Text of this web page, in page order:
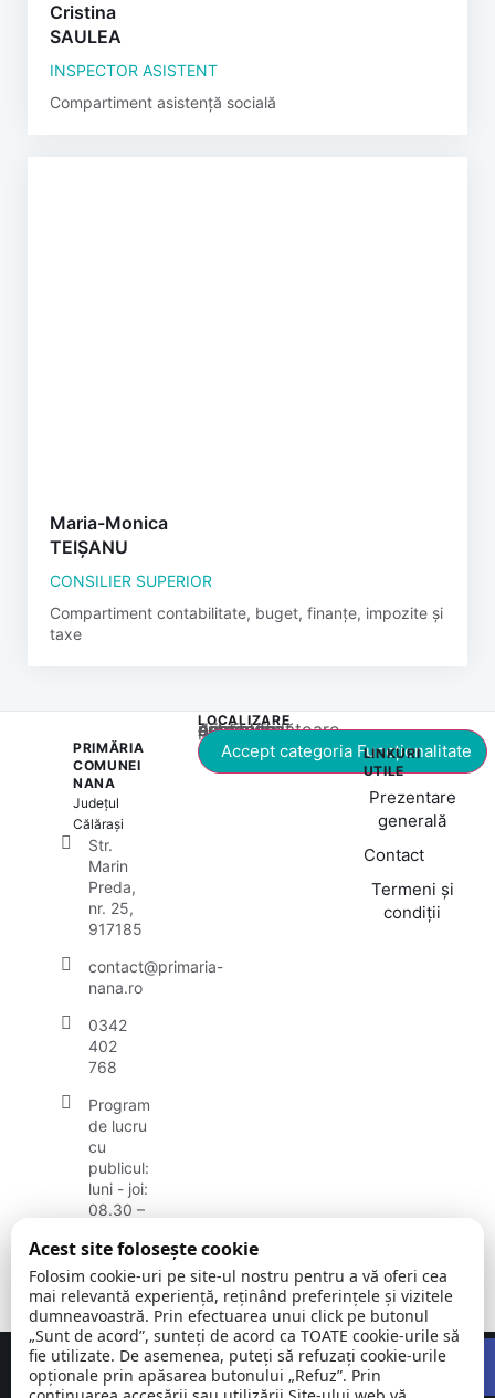
Cristina
SAULEA
INSPECTOR ASISTENT
Compartiment asistență socială
Maria-Monica
TEIȘANU
CONSILIER SUPERIOR
Compartiment contabilitate, buget, finanțe, impozite și
taxe
PRIMĂRIA
COMUNEI
NANA
Județul
Călărași
Str.
Marin
Preda,
nr. 25,
917185
contact@primaria-
nana.ro
0342
402
768
Program
de lucru
cu
publicul:
luni - joi:
08.30 –
vineri:
08.30 -
14.30
LOCALIZARE
Acest conținut este blocat până când acceptați categoria corespunzătoare de cookie-uri.
Accept categoria Funcționalitate
LINKURI
UTILE
Prezentare
generală
Contact
Termeni și
condiții
Concept realizat deBig Media Relații Publice SRL
Acest site folosește cookie
Folosim cookie-uri pe site-ul nostru pentru a vă oferi cea
mai relevantă experiență, reținând preferințele și vizitele
dumneavoastră. Prin efectuarea unui click pe butonul
„Sunt de acord”, sunteți de acord ca TOATE cookie-urile să
fie utilizate. De asemenea, puteți să refuzați cookie-urile
opționale prin apăsarea butonului „Refuz”. Prin